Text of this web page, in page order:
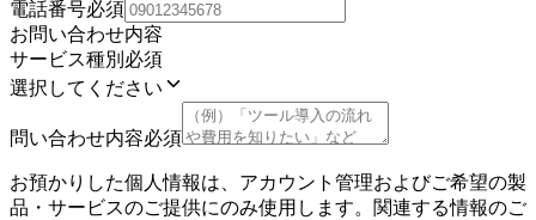
電話番号必須
お問い合わせ内容
サービス種別 必須
選択してください
問い合わせ内容必須
お預かりした個人情報は、アカウント管理およびご希望の製
品・サービスのご提供にのみ使用します。関連する情報のご